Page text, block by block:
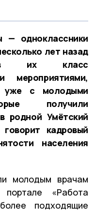
одноклассники
лет назад
их класс
мероприятиями,
уже с молодыми
получили
родной Умётский
кадровый
населения
молодым врачам
«Работа
подходящие